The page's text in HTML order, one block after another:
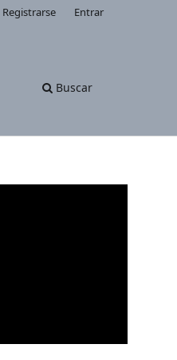
Buscar
Registrarse Entrar